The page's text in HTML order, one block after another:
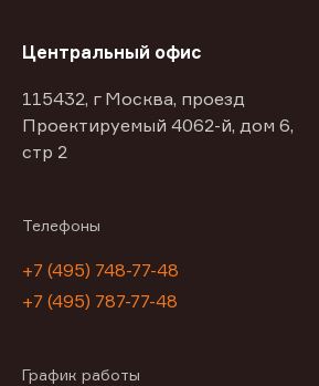
Центральный офис
115432, г Москва, проезд
Проектируемый 4062-й, дом 6,
стр 2
Телефоны
+7 (495) 748-77-48
+7 (495) 787-77-48
График работы